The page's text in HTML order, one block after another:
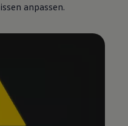
anpassen.